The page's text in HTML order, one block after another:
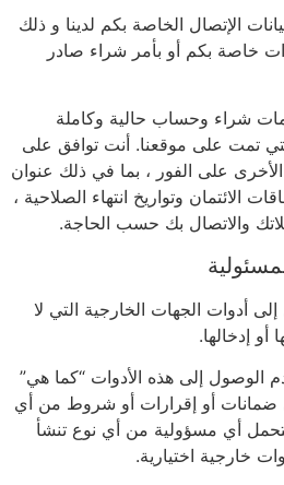
الإتصال الخاصة بكم لدينا و ذلك
خاصة بكم أو بأمر شراء صادر
شراء وحساب حالية وكاملة
تمت على موقعنا. أنت توافق على
على الفور ، بما في ذلك عنوان
الائتمان وتواريخ انتهاء الصلاحية ،
والاتصال بك حسب الحاجة.
أدوات الجهات الخارجية التي لا
أو إدخالها.
الوصول إلى هذه الأدوات “كما هي”
ضمانات أو إقرارات أو شروط من أي
أي مسؤولية من أي نوع تنشأ
خارجية اختيارية.